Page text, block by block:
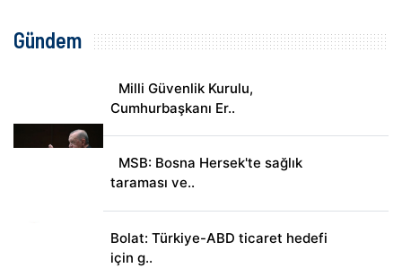
Gündem
Milli Güvenlik Kurulu,
Cumhurbaşkanı Er..
MSB: Bosna Hersek'te sağlık
taraması ve..
Bolat: Türkiye-ABD ticaret hedefi
için g..